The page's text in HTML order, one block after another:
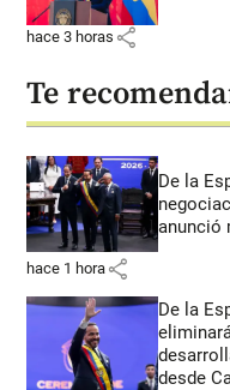
hace 3 horas share
Te
De la
anunció
hace 1 hora share
De la
desde